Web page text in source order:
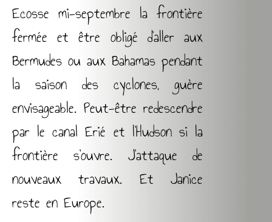
Ecosse mi-septembre la frontière
fermée et être obligé d’aller aux
Bermudes ou aux Bahamas pendant
la saison des cyclones, guère
envisageable. Peut-être redescendre
par le canal Erié et l’Hudson si la
frontière s’ouvre. J’attaque de
nouveaux travaux. Et Janice
reste en Europe.